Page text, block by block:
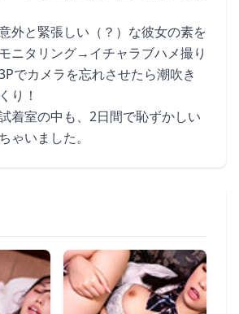
外と緊張しい（？）な彼女の素を
ニタリング→イチャラブハメ撮り
でカメラを忘れさせたら潮吹き
り！
着室の中も、2日間で恥ずかしい
ゃいました。